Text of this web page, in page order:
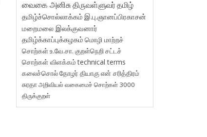
வைகை அனிசுதிருவள்ளுவர்தமிழ்
தமிழ்ச்சொல்லாக்கம் இ.பு.ஞானப்பிரகாசன்
மறைமலை இலக்குவனார்
தமிழ்க்காப்புக்கழகம் மொழி மாற்றச்
சொற்கள்உ.வே.சா. குறள்நெறி சட்டச்
சொற்கள் விளக்கம்technical terms
கலைச்சொல்தோழர் தியாகுஎன் சரித்திரம்
சுரதாஅறிவியல் வகைமைச் சொற்கள் 3000
திருக்குறள்